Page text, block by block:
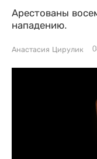
Арестованы
нападению.
Анастасия Цирулик